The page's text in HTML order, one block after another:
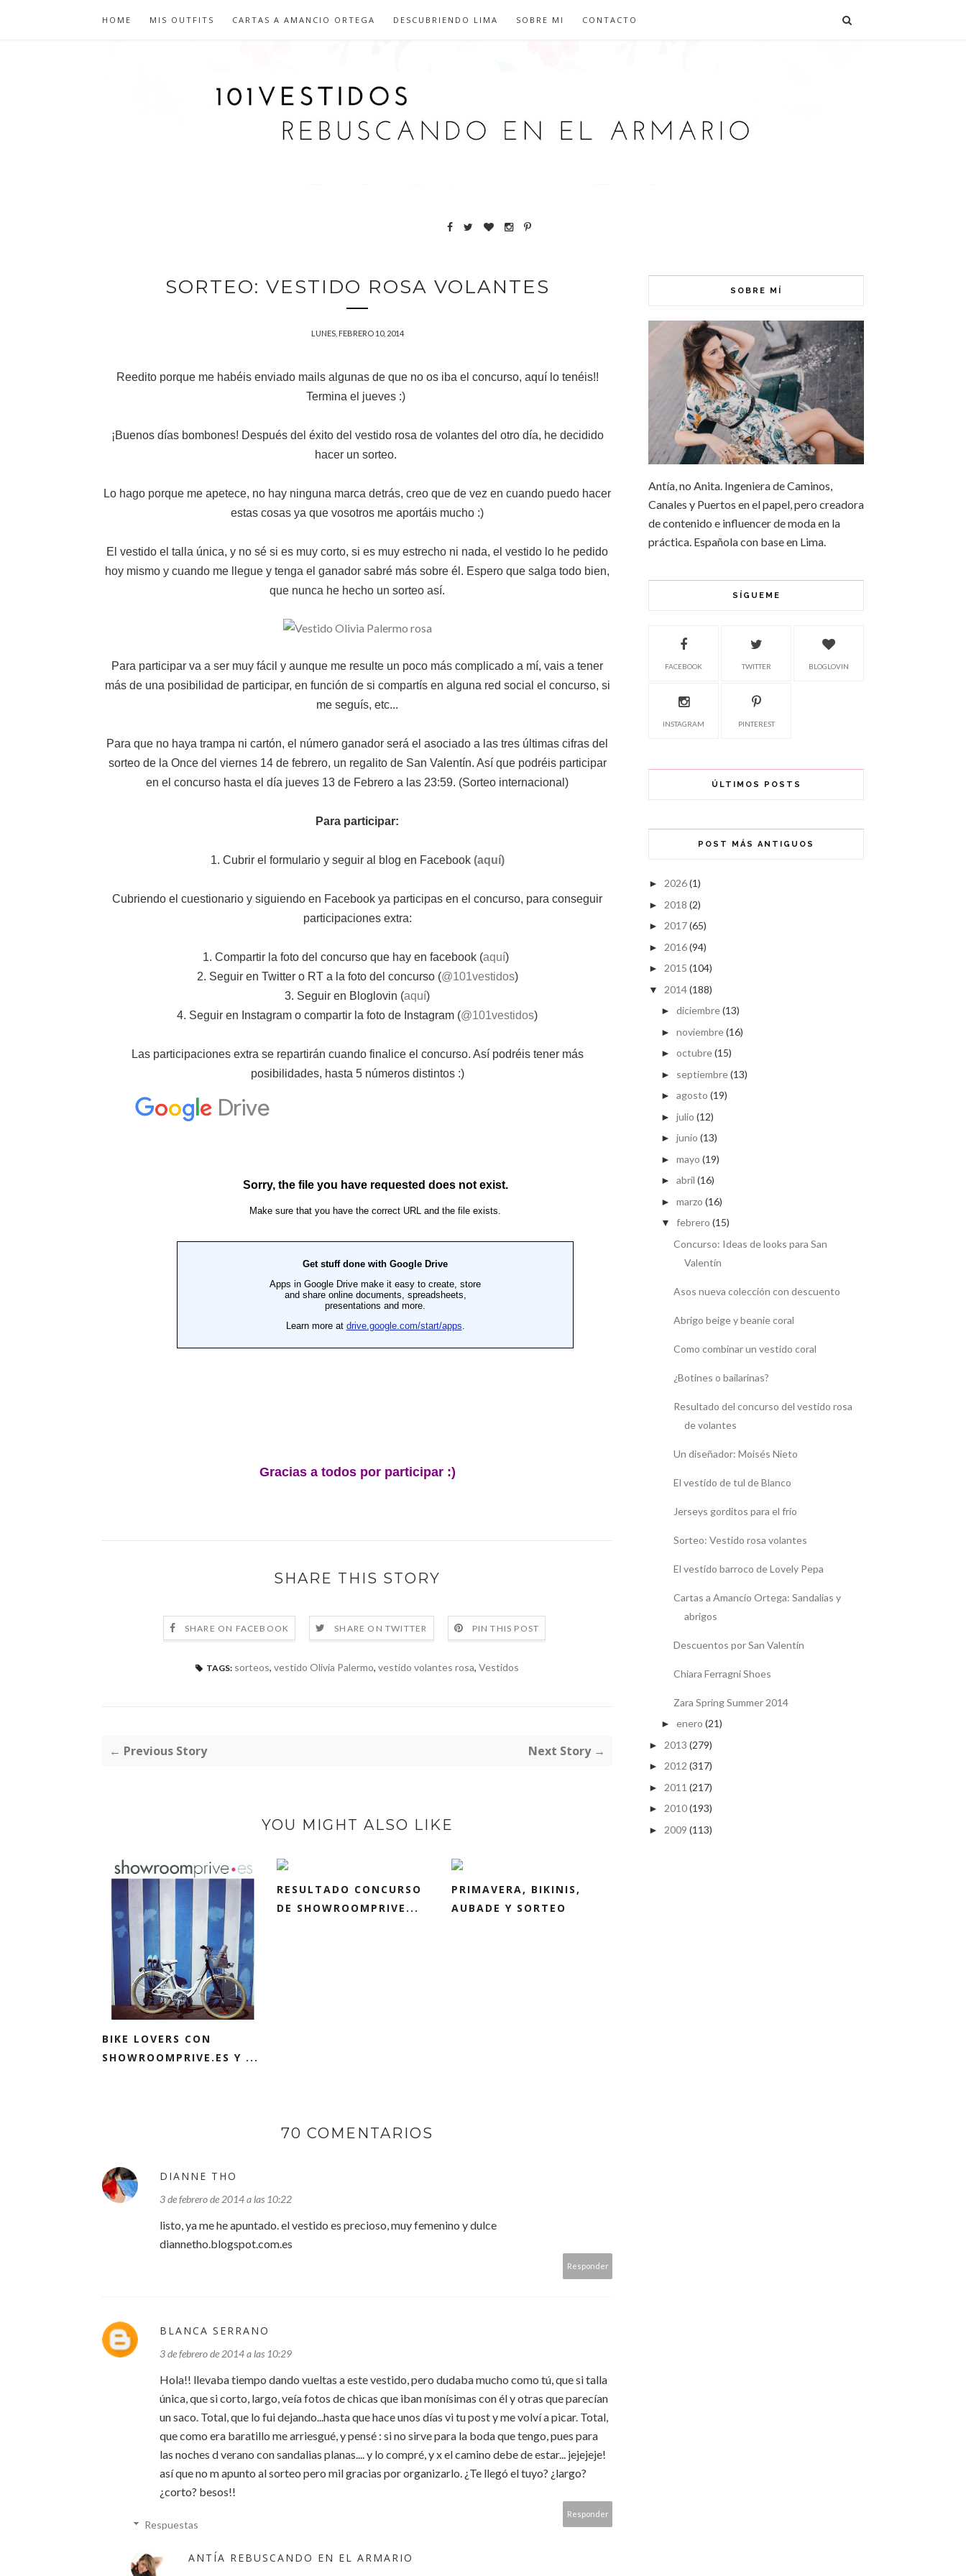
HOME MIS OUTFITS CARTAS A AMANCIO ORTEGA DESCUBRIENDO LIMA SOBRE MI CONTACTO
SORTEO: VESTIDO ROSA VOLANTES
LUNES, FEBRERO 10, 2014
Reedito porque me habéis enviado mails algunas de que no os iba el concurso, aquí lo tenéis!!
Termina el jueves :)
¡Buenos días bombones! Después del éxito del vestido rosa de volantes del otro día, he decidido
hacer un sorteo.
Lo hago porque me apetece, no hay ninguna marca detrás, creo que de vez en cuando puedo hacer
estas cosas ya que vosotros me aportáis mucho :)
El vestido el talla única, y no sé si es muy corto, si es muy estrecho ni nada, el vestido lo he pedido
hoy mismo y cuando me llegue y tenga el ganador sabré más sobre él. Espero que salga todo bien,
que nunca he hecho un sorteo así.
Para participar va a ser muy fácil y aunque me resulte un poco más complicado a mí, vais a tener
más de una posibilidad de participar, en función de si compartís en alguna red social el concurso, si
me seguís, etc...
Para que no haya trampa ni cartón, el número ganador será el asociado a las tres últimas cifras del
sorteo de la Once del viernes 14 de febrero, un regalito de San Valentín. Así que podréis participar
en el concurso hasta el día jueves 13 de Febrero a las 23:59. (Sorteo internacional)
Para participar:
1. Cubrir el formulario y seguir al blog en Facebook (aquí)
Cubriendo el cuestionario y siguiendo en Facebook ya participas en el concurso, para conseguir
participaciones extra:
1. Compartir la foto del concurso que hay en facebook (aquí)
2. Seguir en Twitter o RT a la foto del concurso (@101vestidos)
3. Seguir en Bloglovin (aquí)
4. Seguir en Instagram o compartir la foto de Instagram (@101vestidos)
Las participaciones extra se repartirán cuando finalice el concurso. Así podréis tener más
posibilidades, hasta 5 números distintos :)
Gracias a todos por participar :)
SHARE THIS STORY
SHARE ON FACEBOOK SHARE ON TWITTER PIN THIS POST
TAGS: sorteos, vestido Olivia Palermo, vestido volantes rosa, Vestidos
← Previous Story Next Story →
YOU MIGHT ALSO LIKE
BIKE LOVERS CON
SHOWROOMPRIVE.ES Y ...
RESULTADO CONCURSO
DE SHOWROOMPRIVE...
PRIMAVERA, BIKINIS,
AUBADE Y SORTEO
70 COMENTARIOS
DIANNE THO
3 de febrero de 2014 a las 10:22
listo, ya me he apuntado. el vestido es precioso, muy femenino y dulce
diannetho.blogspot.com.es
Responder
BLANCA SERRANO
3 de febrero de 2014 a las 10:29
Hola!! llevaba tiempo dando vueltas a este vestido, pero dudaba mucho como tú, que si talla
única, que si corto, largo, veía fotos de chicas que iban monísimas con él y otras que parecían
un saco. Total, que lo fui dejando...hasta que hace unos días vi tu post y me volví a picar. Total,
que como era baratillo me arriesgué, y pensé : si no sirve para la boda que tengo, pues para
las noches d verano con sandalias planas.... y lo compré, y x el camino debe de estar... jejejeje!
así que no m apunto al sorteo pero mil gracias por organizarlo. ¿Te llegó el tuyo? ¿largo?
¿corto? besos!!
Responder
Respuestas
ANTÍA REBUSCANDO EN EL ARMARIO
SOBRE MÍ
Antía, no Anita. Ingeniera de Caminos,
Canales y Puertos en el papel, pero creadora
de contenido e influencer de moda en la
práctica. Española con base en Lima.
SÍGUEME
FACEBOOK TWITTER BLOGLOVIN
INSTAGRAM PINTEREST
ÚLTIMOS POSTS
POST MÁS ANTIGUOS
► 2026(1)
► 2018 (2)
► 2017(65)
► 2016(94)
► 2015 (104)
▼ 2014(188)
► diciembre(13)
► noviembre(16)
► octubre(15)
► septiembre(13)
► agosto (19)
► julio (12)
► junio (13)
► mayo (19)
► abril (16)
► marzo (16)
▼ febrero (15)
Concurso: Ideas de looks para San
Valentín
Asos nueva colección con descuento
Abrigo beige y beanie coral
Como combinar un vestido coral
¿Botines o bailarinas?
Resultado del concurso del vestido rosa
de volantes
Un diseñador: Moisés Nieto
El vestido de tul de Blanco
Jerseys gorditos para el frío
Sorteo: Vestido rosa volantes
El vestido barroco de Lovely Pepa
Cartas a Amancio Ortega: Sandalias y
abrigos
Descuentos por San Valentín
Chiara Ferragni Shoes
Zara Spring Summer 2014
► enero (21)
► 2013 (279)
► 2012 (317)
► 2011 (217)
► 2010(193)
► 2009 (113)